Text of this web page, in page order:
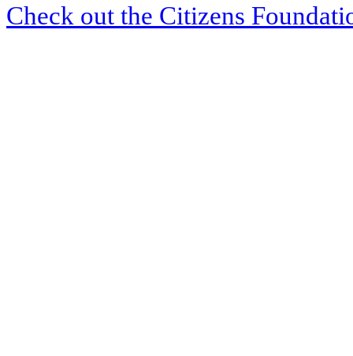
Check out the Citizens